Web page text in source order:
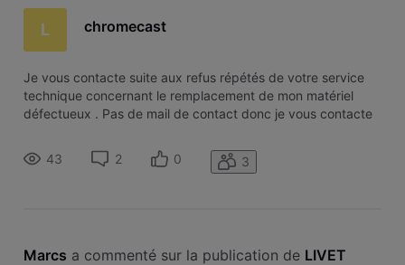
L chromecast
Je vous contacte suite aux refus répétés de votre service
technique concernant le remplacement de mon matériel
défectueux . Pas de mail de contact donc je vous contacte
de me balader avec chaque fois une réponse différente,
prétextant que je n
43 2 0 3
Marcs a commenté sur la publication de LIVET